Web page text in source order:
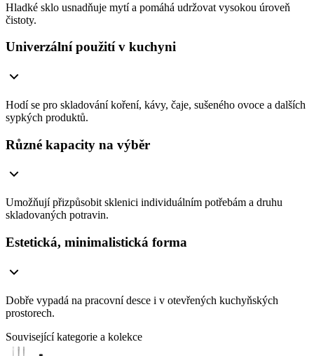
Hladké sklo usnadňuje mytí a pomáhá udržovat vysokou úroveň
čistoty.
Univerzální použití v kuchyni
Hodí se pro skladování koření, kávy, čaje, sušeného ovoce a dalších
sypkých produktů.
Různé kapacity na výběr
Umožňují přizpůsobit sklenici individuálním potřebám a druhu
skladovaných potravin.
Estetická, minimalistická forma
Dobře vypadá na pracovní desce i v otevřených kuchyňských
prostorech.
Související kategorie a kolekce